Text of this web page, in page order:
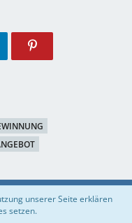
unserer Seite erklären
setzen.